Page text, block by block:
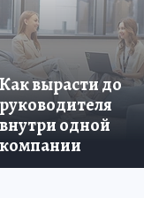
Как вырасти до
руководителя
внутри одной
компании